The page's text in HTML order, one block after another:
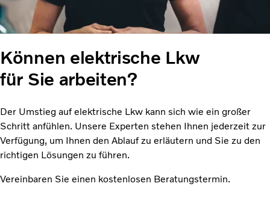
Können elektrische Lkw
für Sie arbeiten?
Der Umstieg auf elektrische Lkw kann sich wie ein großer
Schritt anfühlen. Unsere Experten stehen Ihnen jederzeit zur
Verfügung, um Ihnen den Ablauf zu erläutern und Sie zu den
richtigen Lösungen zu führen.
Vereinbaren Sie einen kostenlosen Beratungstermin.